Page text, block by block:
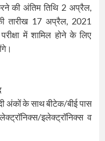
अंतिम तिथि 2 अप्रैल,
तारीख 17 अप्रैल, 2021
परीक्षा में शामिल होने के लिए
अंकों के साथ बीटेक/बीई पास
इलेक्ट्रॉनिक्स व